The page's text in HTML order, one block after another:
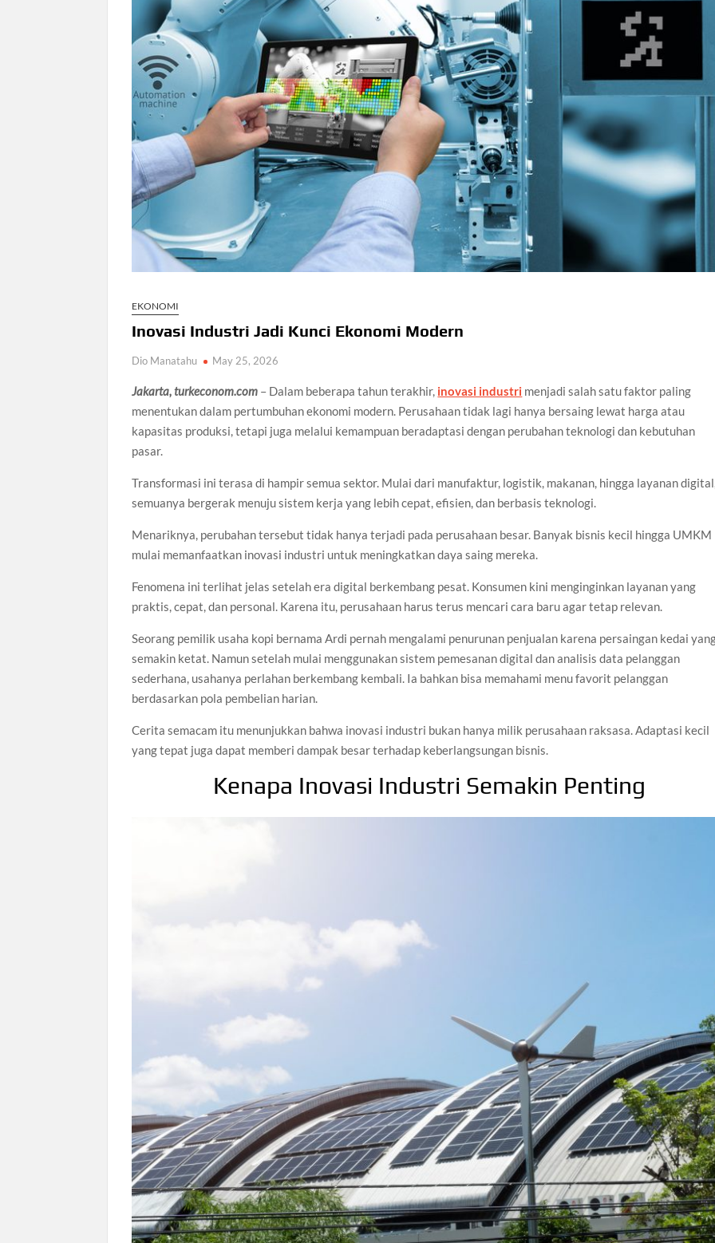
EKONOMI
Inovasi Industri Jadi Kunci Ekonomi Modern
Dio Manatahu May 25, 2026
Jakarta, turkeconom.com – Dalam beberapa tahun terakhir, inovasi industri menjadi salah satu faktor paling
menentukan dalam pertumbuhan ekonomi modern. Perusahaan tidak lagi hanya bersaing lewat harga atau
kapasitas produksi, tetapi juga melalui kemampuan beradaptasi dengan perubahan teknologi dan kebutuhan
pasar.
Transformasi ini terasa di hampir semua sektor. Mulai dari manufaktur, logistik, makanan, hingga layanan
semuanya bergerak menuju sistem kerja yang lebih cepat, efisien, dan berbasis teknologi.
Menariknya, perubahan tersebut tidak hanya terjadi pada perusahaan besar. Banyak bisnis kecil hingga UMKM
mulai memanfaatkan inovasi industri untuk meningkatkan daya saing mereka.
Fenomena ini terlihat jelas setelah era digital berkembang pesat. Konsumen kini menginginkan layanan yang
praktis, cepat, dan personal. Karena itu, perusahaan harus terus mencari cara baru agar tetap relevan.
Seorang pemilik usaha kopi bernama Ardi pernah mengalami penurunan penjualan karena persaingan kedai
semakin ketat. Namun setelah mulai menggunakan sistem pemesanan digital dan analisis data pelanggan
sederhana, usahanya perlahan berkembang kembali. Ia bahkan bisa memahami menu favorit pelanggan
berdasarkan pola pembelian harian.
Cerita semacam itu menunjukkan bahwa inovasi industri bukan hanya milik perusahaan raksasa. Adaptasi kecil
yang tepat juga dapat memberi dampak besar terhadap keberlangsungan bisnis.
Kenapa Inovasi Industri Semakin Penting